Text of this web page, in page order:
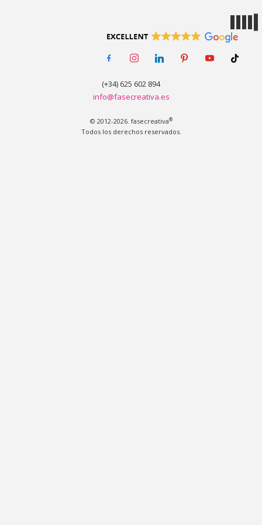
facebook-instagramlinkedin pinterestyoutube tiktok
(+34) 625 602 894
info@fasecreativa.es
© 2012-2026. fasecreativa®
Todos los derechos reservados.